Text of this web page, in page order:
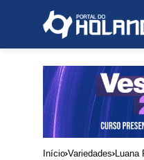
Início Variedades Luana